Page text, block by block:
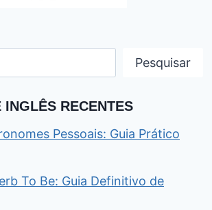
Pesquisar
INGLÊS RECENTES
Pessoais: Guia Prático
To Be: Guia Definitivo de